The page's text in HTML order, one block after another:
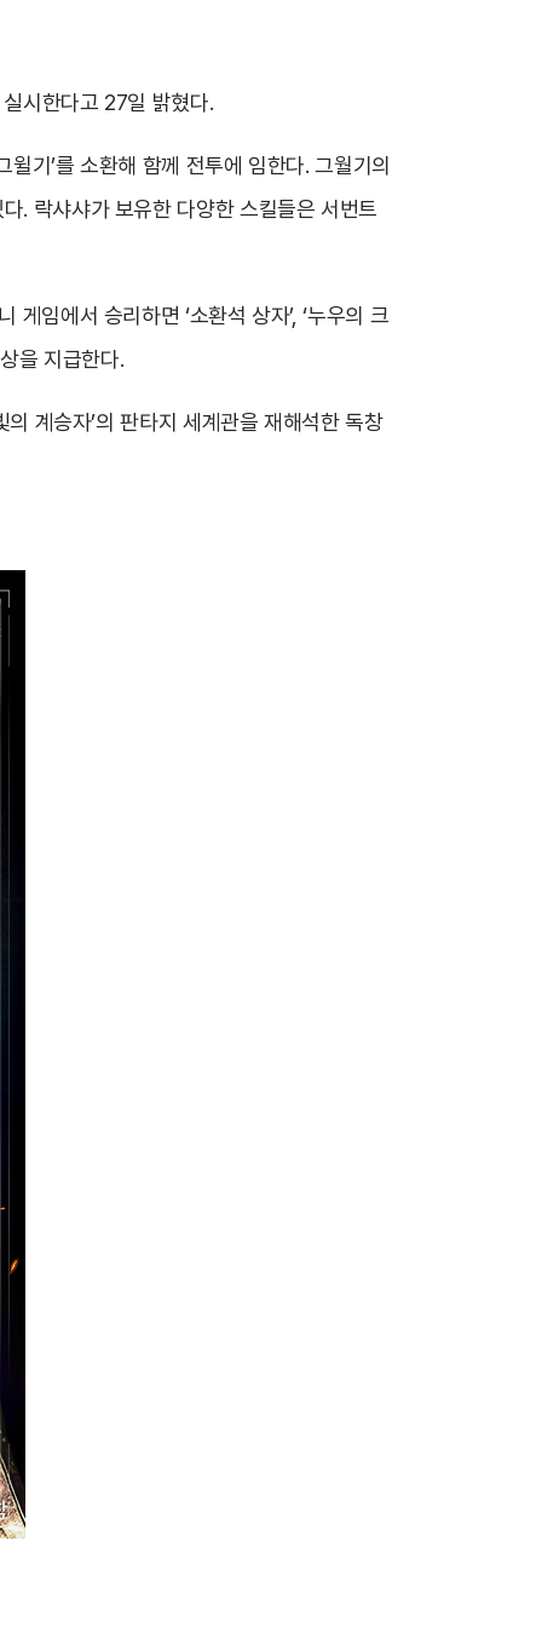
시한다고 27일 밝혔다.
기’를 소환해 함께 전투에 임한다. 그월기의
. 락샤샤가 보유한 다양한 스킬들은 서번트
임에서 승리하면 ‘소환석 상자’, ‘누우의 크
을 지급한다.
계승자’의 판타지 세계관을 재해석한 독창